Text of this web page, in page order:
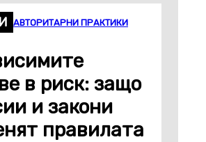
АВТОРИТАРНИ ПРАКТИКИ
в риск: защо
и закони
правилата